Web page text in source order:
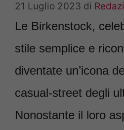
21 Luglio 2023 di
Le Birkenstock,
stile semplice e
diventate un’icona
casual-street degli
Nonostante il loro